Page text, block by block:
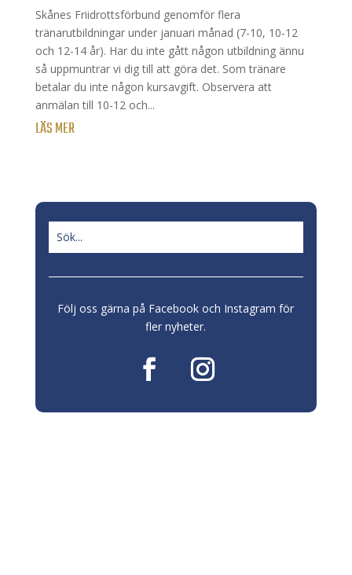
Skånes Friidrottsförbund genomför flera
tränarutbildningar under januari månad (7-10, 10-12
och 12-14 år). Har du inte gått någon utbildning ännu
så uppmuntrar vi dig till att göra det. Som tränare
betalar du inte någon kursavgift. Observera att
anmälan till 10-12 och...
LÄS MER
Följ oss gärna på Facebook och Instagram för
fler nyheter.